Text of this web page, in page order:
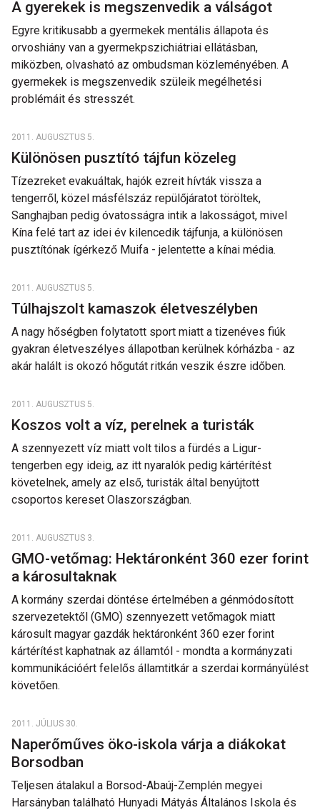
A gyerekek is megszenvedik a válságot
Egyre kritikusabb a gyermekek mentális állapota és
orvoshiány van a gyermekpszichiátriai ellátásban,
miközben, olvasható az ombudsman közleményében. A
gyermekek is megszenvedik szüleik megélhetési
problémáit és stresszét.
2011. AUGUSZTUS 5.
Különösen pusztító tájfun közeleg
Tízezreket evakuáltak, hajók ezreit hívták vissza a
tengerről, közel másfélszáz repülőjáratot töröltek,
Sanghajban pedig óvatosságra intik a lakosságot, mivel
Kína felé tart az idei év kilencedik tájfunja, a különösen
pusztítónak ígérkező Muifa - jelentette a kínai média.
2011. AUGUSZTUS 5.
Túlhajszolt kamaszok életveszélyben
A nagy hőségben folytatott sport miatt a tizenéves fiúk
gyakran életveszélyes állapotban kerülnek kórházba - az
akár halált is okozó hőgutát ritkán veszik észre időben.
2011. AUGUSZTUS 5.
Koszos volt a víz, perelnek a turisták
A szennyezett víz miatt volt tilos a fürdés a Ligur-
tengerben egy ideig, az itt nyaralók pedig kártérítést
követelnek, amely az első, turisták által benyújtott
csoportos kereset Olaszországban.
2011. AUGUSZTUS 3.
GMO-vetőmag: Hektáronként 360 ezer forint
a károsultaknak
A kormány szerdai döntése értelmében a génmódosított
szervezetektől (GMO) szennyezett vetőmagok miatt
károsult magyar gazdák hektáronként 360 ezer forint
kártérítést kaphatnak az államtól - mondta a kormányzati
kommunikációért felelős államtitkár a szerdai kormányülést
követően.
2011. JÚLIUS 30.
Naperőműves öko-iskola várja a diákokat
Borsodban
Teljesen átalakul a Borsod-Abaúj-Zemplén megyei
Harsányban található Hunyadi Mátyás Általános Iskola és